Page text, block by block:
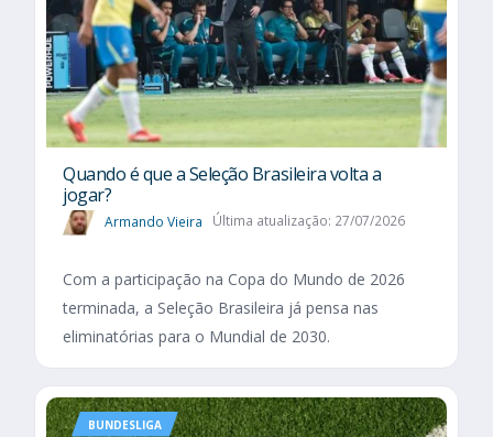
Quando é que a Seleção Brasileira volta a
jogar?
Armando Vieira Última atualização: 27/07/2026
Com a participação na Copa do Mundo de 2026
terminada, a Seleção Brasileira já pensa nas
eliminatórias para o Mundial de 2030.
BUNDESLIGA